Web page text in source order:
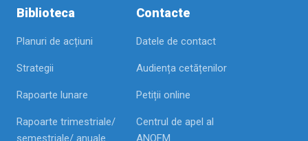
Biblioteca
Planuri de acțiuni
Strategii
Rapoarte lunare
Rapoarte trimestriale/
semestriale/ anuale
Contacte
Datele de contact
Audiența cetățenilor
Petiții online
Centrul de apel al
ANOFM